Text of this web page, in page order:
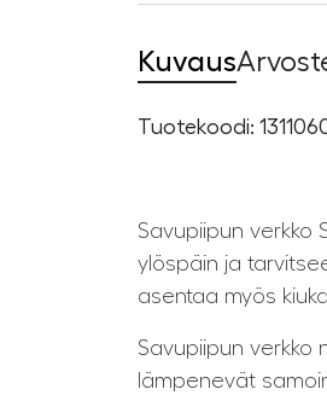
Kuvaus
Tuotekoodi:
Savupiipun verkko
ylöspäin ja
asentaa myös
Savupiipun verkko
lämpenevät